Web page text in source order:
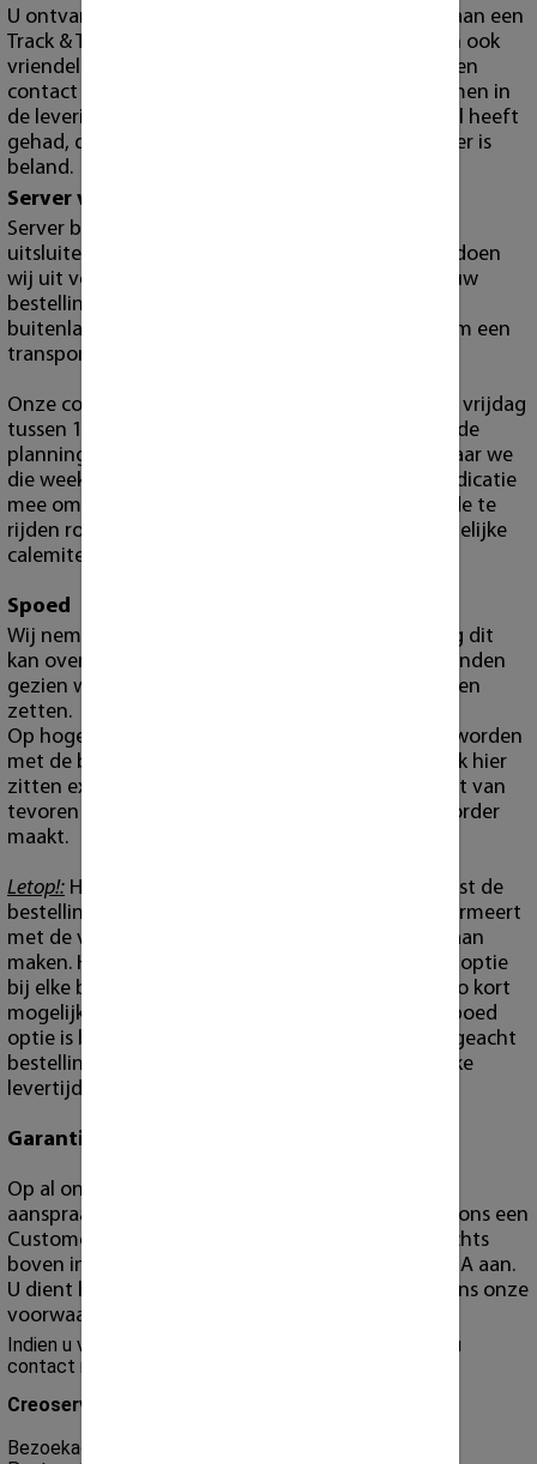
U ontvangt voor bestellingen welke via de post gaan een
Track & Trace code in uw mail. Wij verzoeken u dan ook
vriendelijk om deze in de gaten te houden en alleen
contact met ons op te nemen wanneer er problemen in
de levering zijn. Wanneer u geen Track & Trace mail heeft
gehad, dan kan het zijn dat deze in uw spam folder is
beland.
Server verzending
Server bestellingen en grote orders bezorgen wij
uitsluitend zelf via onze eigen bezorgservice. Dit doen
wij uit voorzorgsmaatregel ter bescherming van uw
bestelling. Alleen op hoge uitzondering of bij
buitenlandse bestellingen zijn wij genoodzaakt om een
transportdienst te gebruiken.
Onze collega bezorgt elke week op donderdag en vrijdag
tussen 11:00 en 18:00 uur. Hiervoor verzenden wij de
planning de woensdag ervoor naar alle klanten waar we
die week bezorgen. Wij geven echter
tijds indicatie
mee omdat er te veel variablen meespelen zoals de te
rijden route, het verkeer, het weer, of andere dergelijke
calemiteiten.
Spoed
Wij nemen spoed gevallen aan mits onze planning dit
kan overzien. Hiervoor zijn wel extra kosten verbonden
gezien wij actieve orders hiervoor op pauze moeten
zetten.
Op hoge uitzondering kan dit ook gecombineert worden
met de bezorging buiten de reguliere dagen. Oook hier
zitten extra kosten aan verbonden. Ook dient u dit van
tevoren met ons te communiceren voordat u de order
maakt.
Letop!: Het is absoluut NIET de bedoeling dat u eerst de
bestelling maakt, en u vervolgens er ons over informeert
met de verwachting dat we het ook met spoed gaan
maken. Het is ook NIET de bedoeling om de spoed optie
bij elke bestelling in te zetten om op deze wijze zo kort
mogelijke bestelling/levertijd af te dwingen. De spoed
optie is bedoeld voor spoed gevallen. Men wordt geacht
bestelling op tijd te maken volgens de gebruikelijke
levertijden.
Garantie
Op al onze producten geld garantie. Echter wilt u
aanspraak maken op garantie, dan dient u wel bij ons een
Customer Portal account te hebben ("register" rechts
boven in). Alleen via dit portaal nemen wij een RMA aan.
U dient hiervoor de richtlijnen te volgen die volgens onze
voorwaarden van toepassing zijn.
Indien u vragen heeft over de verzendingen dan kunt u
contact met ons opnemen.
Creoserver B.V
Bezoekadres: